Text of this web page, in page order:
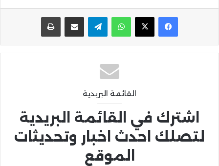
واتساب تيلقرام مشاركة عبر البريد
القائمة البريدية
اشترك في القائمة البريدية
لتصلك احدث اخبار وتحديثات
الموقع